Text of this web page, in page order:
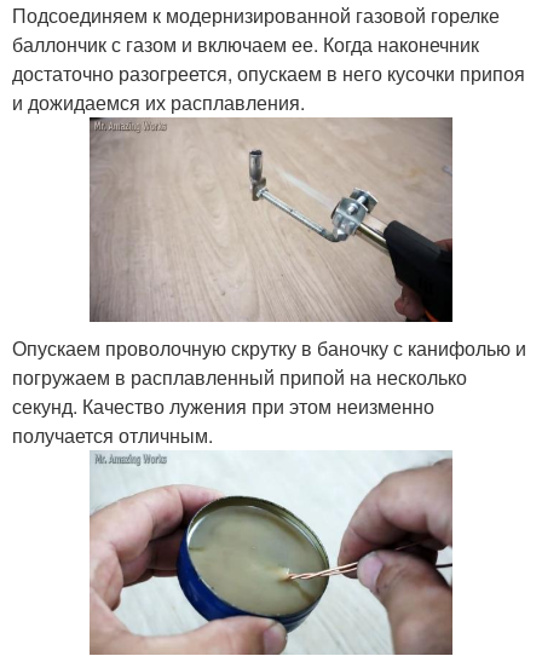
Подсоединяем к модернизированной газовой горелке
баллончик с газом и включаем ее. Когда наконечник
достаточно разогреется, опускаем в него кусочки припоя
и дожидаемся их расплавления.
Опускаем проволочную скрутку в баночку с канифолью и
погружаем в расплавленный припой на несколько
секунд. Качество лужения при этом неизменно
получается отличным.